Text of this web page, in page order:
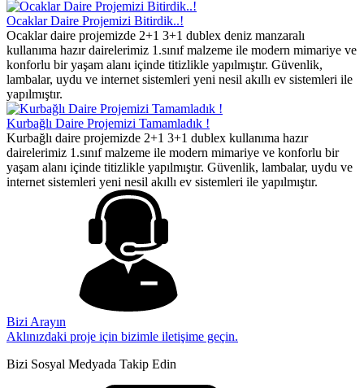
Ocaklar Daire Projemizi Bitirdik..!
Ocaklar daire projemizde 2+1 3+1 dublex deniz manzaralı
kullanıma hazır dairelerimiz 1.sınıf malzeme ile modern mimariye ve
konforlu bir yaşam alanı içinde titizlikle yapılmıştır. Güvenlik,
lambalar, uydu ve internet sistemleri yeni nesil akıllı ev sistemleri ile
yapılmıştır.
Kurbağlı Daire Projemizi Tamamladık !
Kurbağlı daire projemizde 2+1 3+1 dublex kullanıma hazır
dairelerimiz 1.sınıf malzeme ile modern mimariye ve konforlu bir
yaşam alanı içinde titizlikle yapılmıştır. Güvenlik, lambalar, uydu ve
internet sistemleri yeni nesil akıllı ev sistemleri ile yapılmıştır.
Bizi Arayın
Aklınızdaki proje için bizimle iletişime geçin.
Bizi Sosyal Medyada Takip Edin